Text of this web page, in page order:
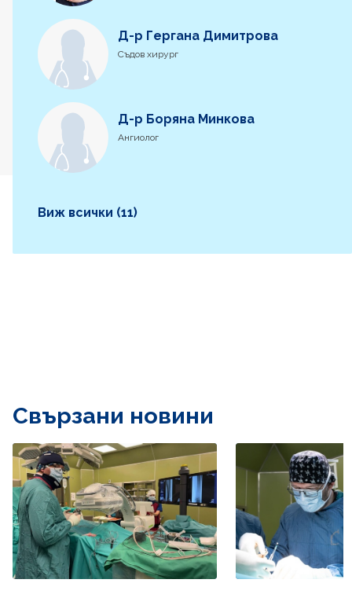
Д-р Гергана Димитрова
Съдов хирург
Д-р Боряна Минкова
Ангиолог
Виж всички (11)
Свързани новини